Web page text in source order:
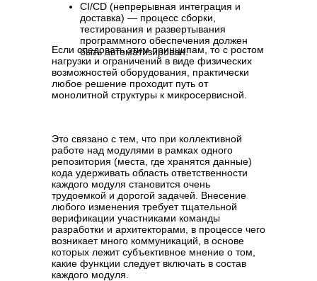
CI/CD (непрерывная интеграция и
доставка) — процесс сборки,
тестирования и развертывания
программного обеспечения должен
быть автоматизирован.
Если следовать этим принципам, то с ростом
нагрузки и ограничений в виде физических
возможностей оборудования, практически
любое решение проходит путь от
монолитной структуры к микросервисной.
Это связано с тем, что при коллективной
работе над модулями в рамках одного
репозитория (места, где хранятся данные)
кода удерживать область ответственности
каждого модуля становится очень
трудоемкой и дорогой задачей. Внесение
любого изменения требует тщательной
верификации участниками команды
разработки и архитекторами, в процессе чего
возникает много коммуникаций, в основе
которых лежит субъективное мнение о том,
какие функции следует включать в состав
каждого модуля.